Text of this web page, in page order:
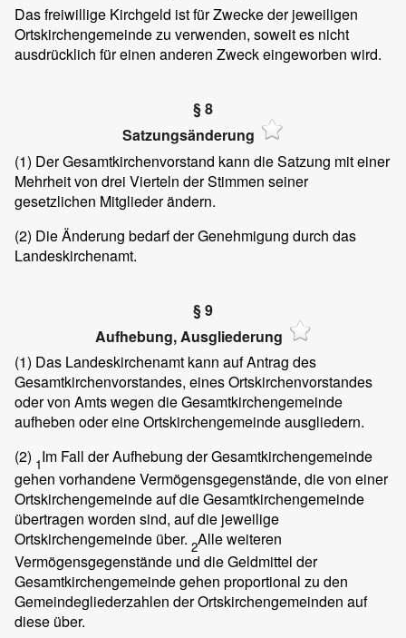
Das freiwillige Kirchgeld ist für Zwecke der jeweiligen
Ortskirchengemeinde zu verwenden, soweit es nicht
ausdrücklich für einen anderen Zweck eingeworben wird.
§ 8
Satzungsänderung
(1) Der Gesamtkirchenvorstand kann die Satzung mit einer
Mehrheit von drei Vierteln der Stimmen seiner
gesetzlichen Mitglieder ändern.
(2) Die Änderung bedarf der Genehmigung durch das
Landeskirchenamt.
§ 9
Aufhebung, Ausgliederung
(1) Das Landeskirchenamt kann auf Antrag des
Gesamtkirchenvorstandes, eines Ortskirchenvorstandes
oder von Amts wegen die Gesamtkirchengemeinde
aufheben oder eine Ortskirchengemeinde ausgliedern.
(2) 1Im Fall der Aufhebung der Gesamtkirchengemeinde
gehen vorhandene Vermögensgegenstände, die von einer
Ortskirchengemeinde auf die Gesamtkirchengemeinde
übertragen worden sind, auf die jeweilige
Ortskirchengemeinde über. 2Alle weiteren
Vermögensgegenstände und die Geldmittel der
Gesamtkirchengemeinde gehen proportional zu den
Gemeindegliederzahlen der Ortskirchengemeinden auf
diese über.